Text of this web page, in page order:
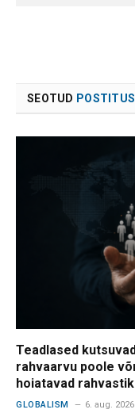
SEOTUD
Teadlased
rahvaarvu poole
hoiatavad
GLOBALISM 6. aug. 2026